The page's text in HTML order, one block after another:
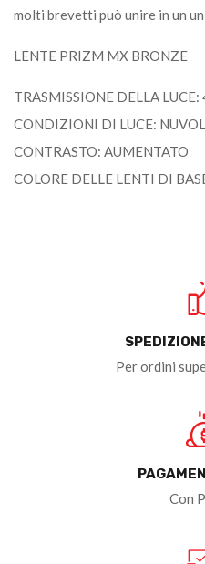
molti brevetti può unire in un
LENTE PRIZM MX BRONZE
TRASMISSIONE DELLA LUCE:
CONDIZIONI DI LUCE:
CONTRASTO: AUMENTATO
COLORE DELLE LENTI DI
Per ordini
Con